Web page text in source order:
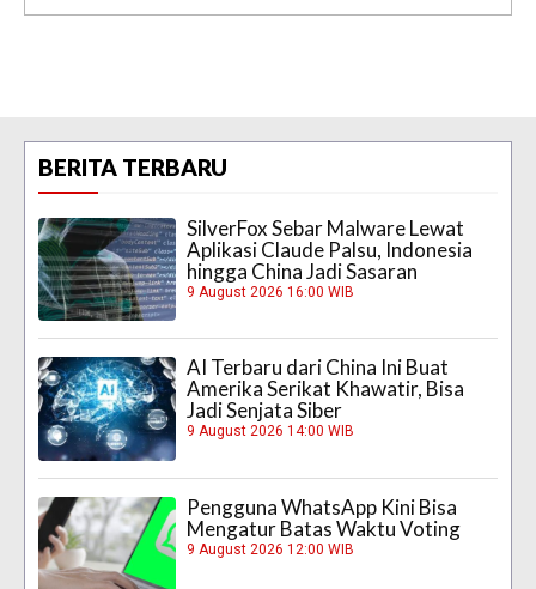
BERITA TERBARU
SilverFox Sebar Malware Lewat
Aplikasi Claude Palsu, Indonesia
hingga China Jadi Sasaran
9 August 2026 16:00 WIB
AI Terbaru dari China Ini Buat
Amerika Serikat Khawatir, Bisa
Jadi Senjata Siber
9 August 2026 14:00 WIB
Pengguna WhatsApp Kini Bisa
Mengatur Batas Waktu Voting
9 August 2026 12:00 WIB